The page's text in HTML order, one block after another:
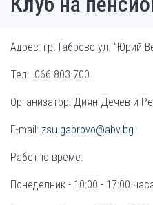
Адрес: гр. Габрово ул. ”Юрий
Тел: 066 803 700
Организатор: Диян Дечев и
Е-mail: zsu.gabrovo@abv.bg
Работно време:
Понеделник - 10:00 - 17:00